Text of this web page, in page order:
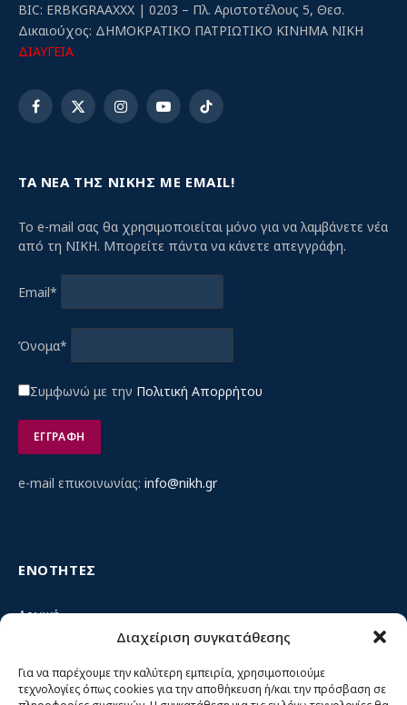
Διαχείριση συγκατάθεσης
Για να παρέχουμε την καλύτερη εμπειρία, χρησιμοποιούμε
τεχνολογίες όπως cookies για την αποθήκευση ή/και την πρόσβαση σε
BIC: ERBKGRAAXXX | 0203 – Πλ. Αριστοτέλους 5, Θεσ.
Δικαιούχος: ΔΗΜΟΚΡΑΤΙΚΟ ΠΑΤΡΙΩΤΙΚΟ ΚΙΝΗΜΑ ΝΙΚΗ
ΔΙΑΥΓΕΙΑ
Facebook
X
InstagramYouTubeTikTok
ΤΑ ΝΕΑ ΤΗΣ ΝΙΚΗΣ ΜΕ EMAIL!
Το e-mail σας θα χρησιμοποιείται μόνο για να λαμβάνετε νέα
από τη ΝΙΚΗ. Μπορείτε πάντα να κάνετε απεγγράφη.
Email*
Όνομα*
Συμφωνώ με την Πολιτική Απορρήτου
e-mail επικοινωνίας: info@nikh.gr
ΕΝΟΤΗΤΕΣ
Αρχική
Κίνημα ΝΙΚΗ – Ποιοι είμαστε, αρχές & δράση
Θέσεις